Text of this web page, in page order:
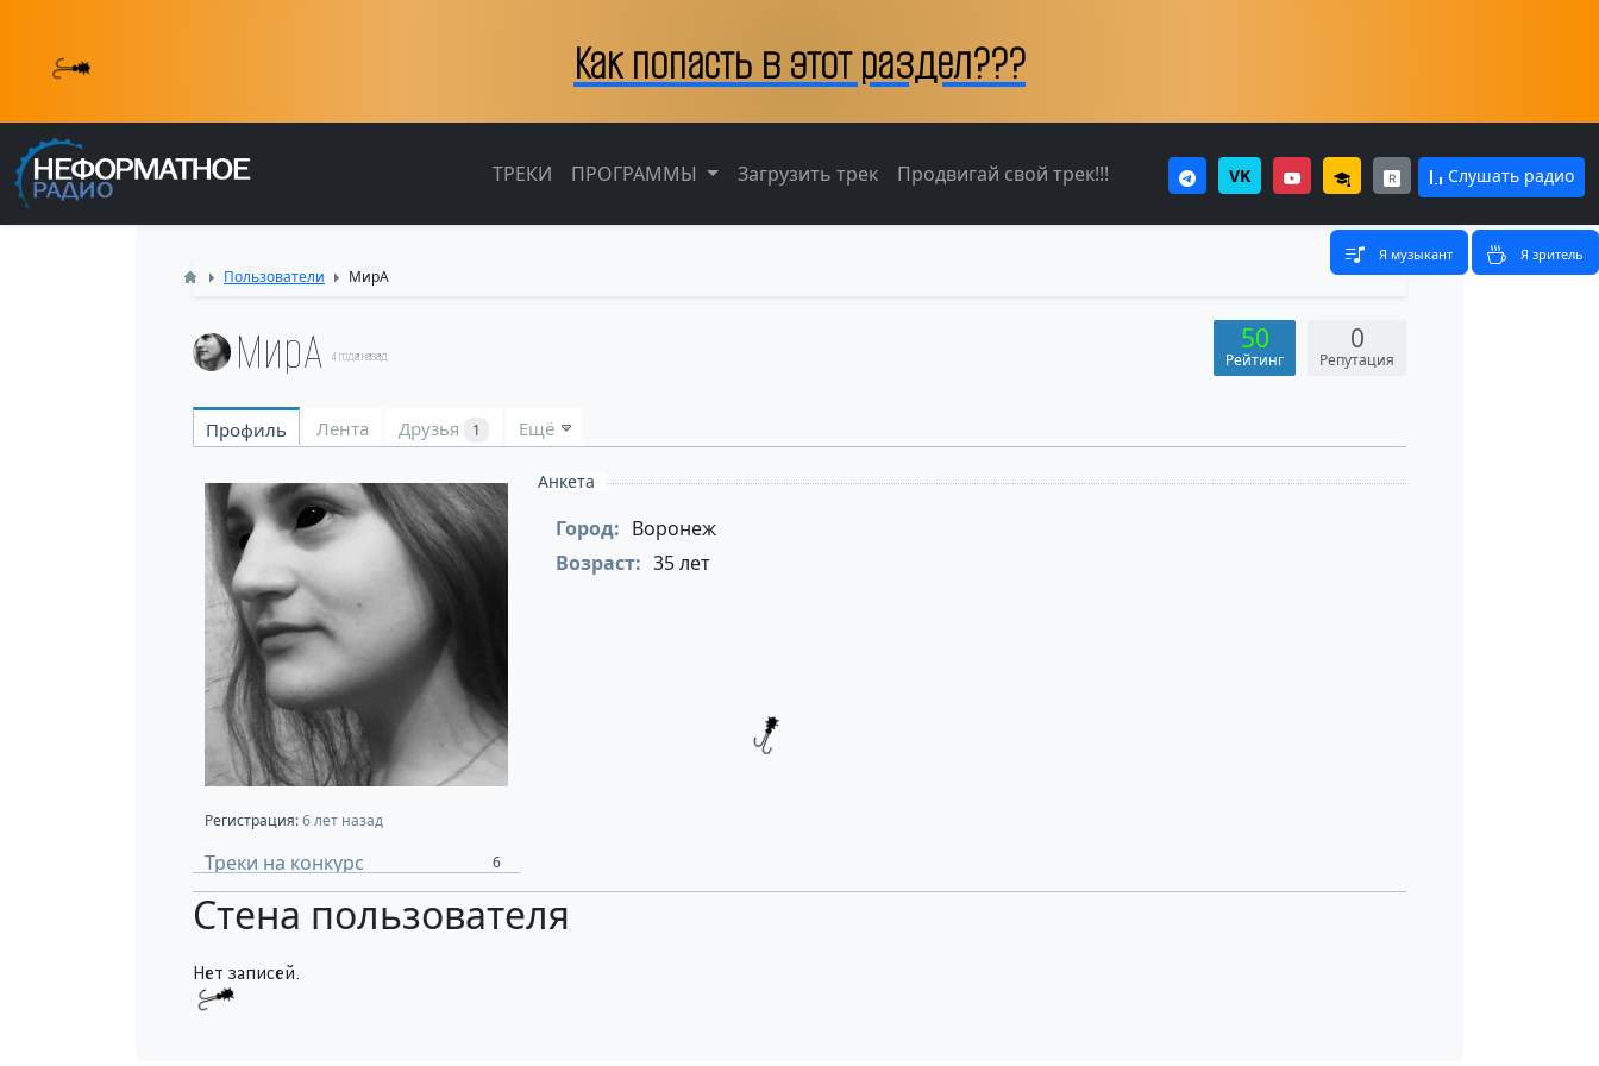
Как попасть в этот раздел???
ТРЕКИ ПРОГРАММЫ Загрузить трек Продвигай свой трек!!! VK Слушать радио
Я музыкант Я зритель
Пользователи МирА
МирА 4 года назад
0
Репутация
50
Рейтинг
Профиль Лента Друзья 1 Ещё
Регистрация:6 лет назад
Треки на конкурс 6
Анкета
Город: Воронеж
Возраст: 35 лет
Стена пользователя
Нет записей.